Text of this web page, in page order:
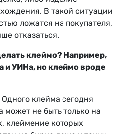
В такой ситуации
ложатся на покупателя,
отказаться.
клеймо? Например,
и УИНа, но клеймо вроде
клейма сегодня
может не быть только на
клеймение которых